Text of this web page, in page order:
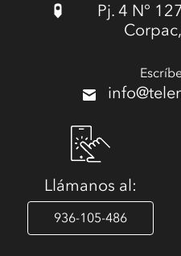
Pj. 4 N°
Llámanos al:
936-105-486